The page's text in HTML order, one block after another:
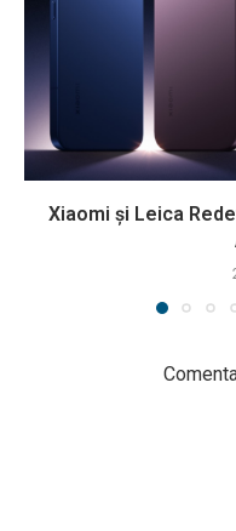
Xiaomi și Leica